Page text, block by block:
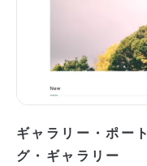
ギャラリー・ポー
グ・ギャラリー